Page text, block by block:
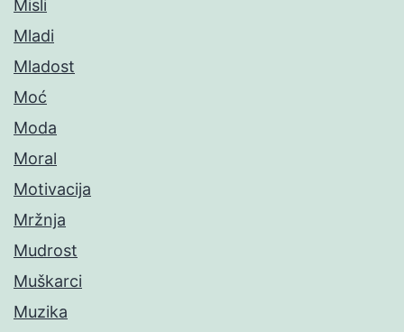
Misli
Mladi
Mladost
Moć
Moda
Moral
Motivacija
Mržnja
Mudrost
Muškarci
Muzika